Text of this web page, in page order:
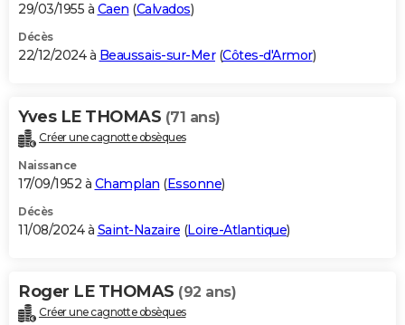
29/03/1955 à Caen (Calvados)
Décès
22/12/2024 à Beaussais-sur-Mer(Côtes-d'Armor)
Yves LE THOMAS (71 ans)
Créer une cagnotte obsèques
Naissance
17/09/1952 à Champlan (Essonne)
Décès
11/08/2024 à Saint-Nazaire (Loire-Atlantique)
Roger LE THOMAS (92 ans)
Créer une cagnotte obsèques